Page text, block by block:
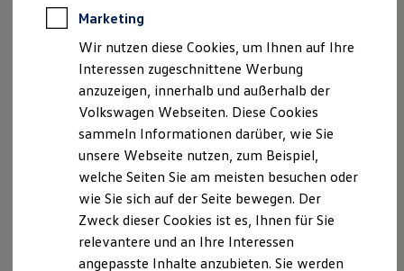
Rekuperation
Laden unterwegs
Laden Zuhause
Ladestationen finden
Ladezeitensimulator
Batterie
Sicherheit
Nachhaltigkeit
Technologie
Kosten und Kauf
Kaufoptionen
E-Auto-Förderung
Software und Konnektivität
79579 41; Internet:
E-Mail:
mail@verbraucher-schlichter.de
Geschäftsführer: Daniel Jacobs, Matthias Schütz
Anschrift: Eschweiler Straße 58-62, 52222 Stolberg
Telefon: 02402-999000-0
Telefax: 02402-999000-77
E-Mail:info@jacobs-gruppe.de
Datenschutzbeauftragter:
Dipl. Inf. (FH) Tim Prinz
Datenschutz Prinz GmbH
Industriestr. 10
Marketing
Wir nutzen diese Cookies, um Ihnen auf Ihre
Interessen zugeschnittene Werbung
anzuzeigen, innerhalb und außerhalb der
Volkswagen Webseiten. Diese Cookies
sammeln Informationen darüber, wie Sie
unsere Webseite nutzen, zum Beispiel,
welche Seiten Sie am meisten besuchen oder
wie Sie sich auf der Seite bewegen. Der
Zweck dieser Cookies ist es, Ihnen für Sie
relevantere und an Ihre Interessen
angepasste Inhalte anzubieten. Sie werden